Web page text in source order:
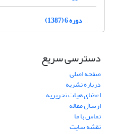
دوره 6 (1387)
دسترسی سریع
صفحه اصلی
درباره نشریه
اعضای هیات تحریریه
ارسال مقاله
تماس با ما
نقشه سایت